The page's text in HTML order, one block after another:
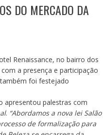
DO MERCADO DA
Renaissance, no bairro dos
a presença e participação
foi festejado
apresentou palestras com
. “Abordamos a nova lei Salão
de formalização para